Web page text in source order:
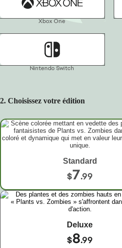
Xbox One
Nintendo Switch
2. Choisissez votre édition
Standard
$7.99
Deluxe
$8.99
Remboursements
Responsabilité sociétale des
Des taxes de vente peuvent